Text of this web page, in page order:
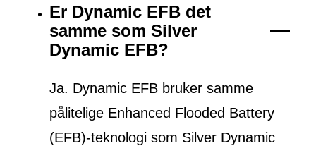
Er Dynamic EFB det
samme som Silver
Dynamic EFB?
Ja. Dynamic EFB bruker samme
pålitelige Enhanced Flooded Battery
(EFB)-teknologi som Silver Dynamic